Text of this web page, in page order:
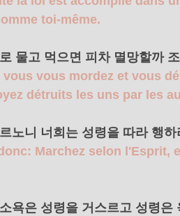
toi-même.
물고 먹으면 피차 멸망할까
vous vous mordez et vous
détruits les uns par les
노니 너희는 성령을 따라 행
Marchez selon
욕은 성령을 거스르고 성령